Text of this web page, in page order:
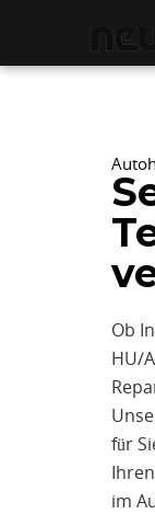
Ob
HU/
für
im